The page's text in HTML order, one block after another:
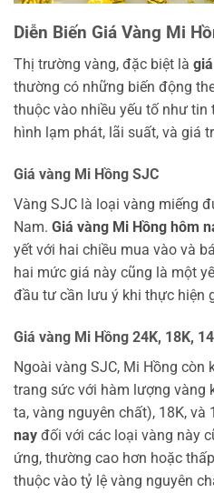
Diễn Biến Giá Vàng Mi
Thị trường vàng, đặc biệt là
thường có những biến động
thuộc vào nhiều yếu tố như tin
hình lạm phát, lãi suất, và giá
Giá vàng Mi Hồng SJC
Vàng SJC là loại vàng miếng
Nam. Giá vàng Mi Hồng hôm
yết với hai chiều mua vào và
hai mức giá này cũng là một
đầu tư cần lưu ý khi thực hiện
Giá vàng Mi Hồng 24K, 18K,
Ngoài vàng SJC, Mi Hồng còn
trang sức với hàm lượng vàng
ta, vàng nguyên chất), 18K, và
nay đối với các loại vàng này
ứng, thường cao hơn hoặc
thuộc vào tỷ lệ vàng nguyên